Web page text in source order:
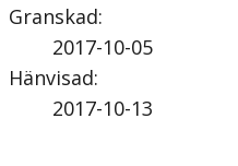
Granskad:
2017-10-05
Hänvisad:
2017-10-13